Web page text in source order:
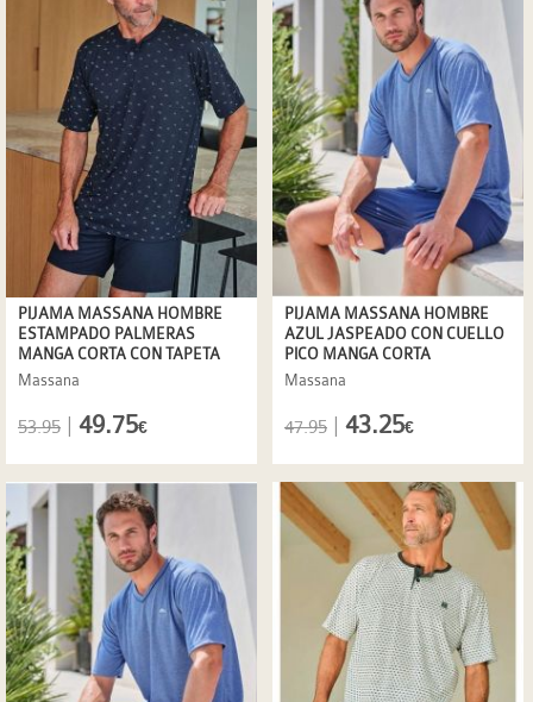
PIJAMA MASSANA HOMBRE
ESTAMPADO PALMERAS
MANGA CORTA CON TAPETA
Massana
53.95 49.75€
PIJAMA MASSANA HOMBRE
AZUL JASPEADO CON CUELLO
PICO MANGA CORTA
Massana
47.95 43.25€